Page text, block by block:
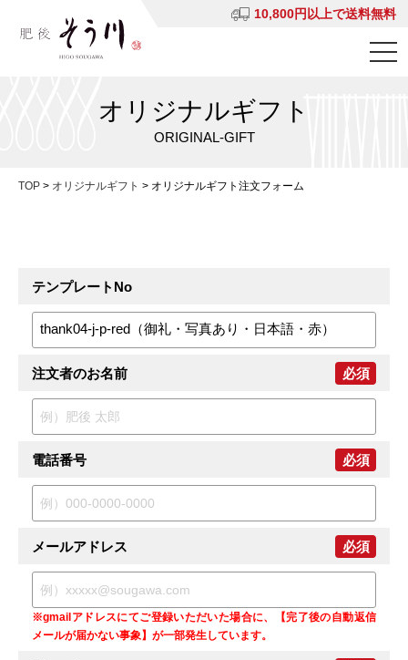
10,800円以上で送料無料
オリジナルギフト
ORIGINAL-GIFT
TOP > オリジナルギフト > オリジナルギフト注文フォーム
テンプレートNo
注文者のお名前 必須
電話番号 必須
メールアドレス 必須
※gmailアドレスにてご登録いただいた場合に、【完了後の自動返信
メールが届かない事象】が一部発生しています。